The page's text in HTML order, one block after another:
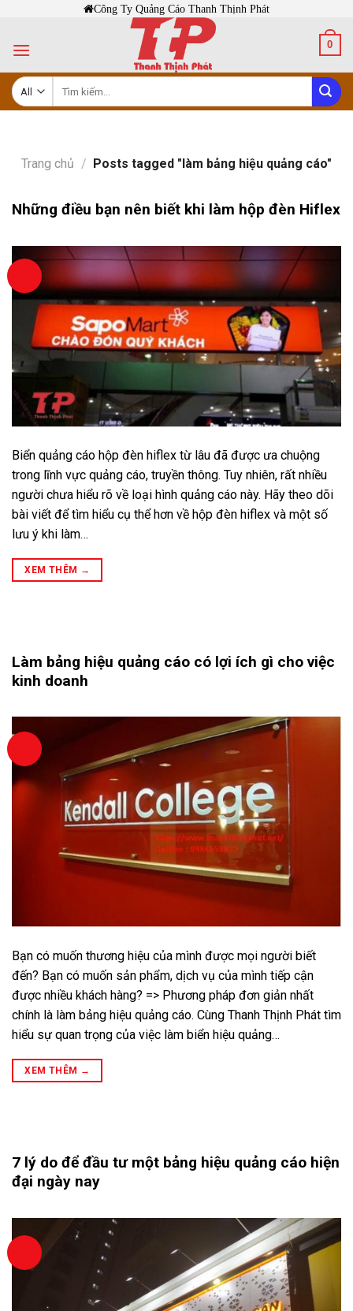
content
Công Ty Quảng Cáo Thanh Thịnh Phát
0
kiếm:
Trang chủ / Posts tagged "làm bảng hiệu quảng cáo"
Những điều bạn nên biết khi làm hộp đèn Hiflex
Biển quảng cáo hộp đèn hiflex từ lâu đã được ưa chuộng
trong lĩnh vực quảng cáo, truyền thông. Tuy nhiên, rất nhiều
người chưa hiểu rõ về loại hình quảng cáo này. Hãy theo dõi
bài viết để tìm hiểu cụ thể hơn về hộp đèn hiflex và một số
lưu ý khi làm…
XEM THÊM →
Làm bảng hiệu quảng cáo có lợi ích gì cho việc
kinh doanh
Bạn có muốn thương hiệu của mình được mọi người biết
đến? Bạn có muốn sản phẩm, dịch vụ của mình tiếp cận
được nhiều khách hàng? => Phương pháp đơn giản nhất
chính là làm bảng hiệu quảng cáo. Cùng Thanh Thịnh Phát tìm
hiểu sự quan trọng của việc làm biển hiệu quảng…
XEM THÊM →
7 lý do để đầu tư một bảng hiệu quảng cáo hiện
đại ngày nay